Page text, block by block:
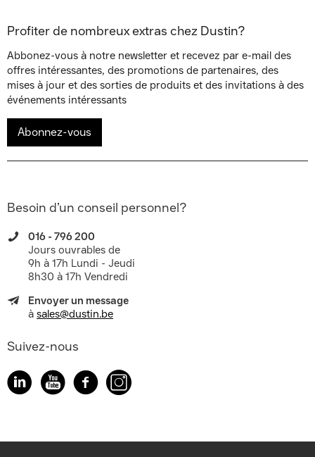
Profiter de nombreux extras chez Dustin?
Abbonez-vous à notre newsletter et recevez par e-mail des
offres intéressantes, des promotions de partenaires, des
mises à jour et des sorties de produits et des invitations à des
événements intéressants
Abonnez-vous
Besoin d’un conseil personnel?
016 - 796 200
Jours ouvrables de
9h à 17h Lundi - Jeudi
8h30 à 17h Vendredi
Envoyer un message
à sales@dustin.be
Suivez-nous